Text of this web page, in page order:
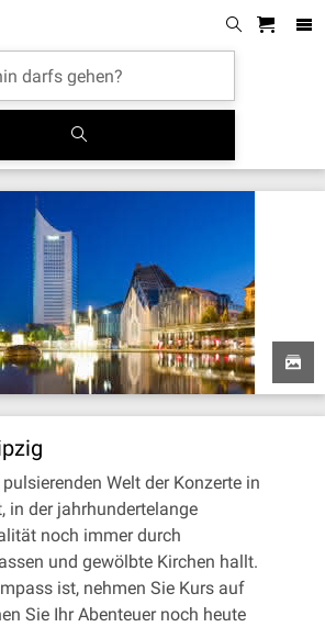
Welt der Konzerte in
in der jahrhundertelange
noch immer durch
und gewölbte Kirchen hallt.
ist, nehmen Sie Kurs auf
Sie Ihr Abenteuer noch heute